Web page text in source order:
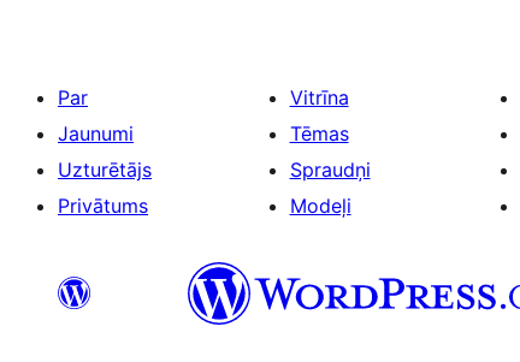
Par
Jaunumi
Uzturētājs
Privātums
Vitrīna
Tēmas
Spraudņi
Modeļi